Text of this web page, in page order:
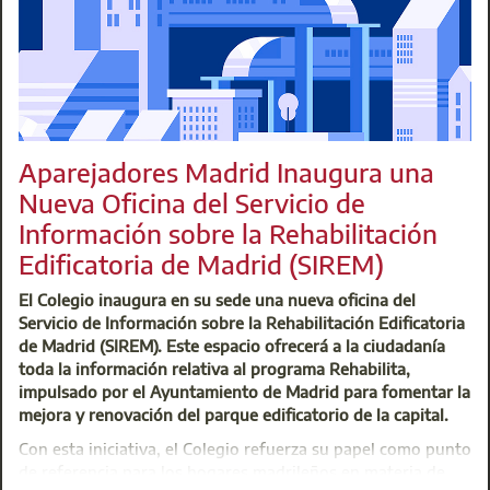
del fotógrafo profesional Jorge Relancio Menéndez. Ven y
Ayudas. Este programa ofrece bonificaciones en las
reforzado, enriquecido y modernizado su versión digital,
consultable en línea y descargable para todos los
interesados a través de Internet.
Centro de Atención Integral (CAI)
t: 91 701 45 00
@:buzoninfo@aparejadoresmadrid.es
Aparejadores Madrid Inaugura una
Nueva Oficina del Servicio de
Información sobre la Rehabilitación
Edificatoria de Madrid (SIREM)
El Colegio inaugura en su sede una nueva oficina del
Servicio de Información sobre la Rehabilitación Edificatoria
de Madrid (SIREM). Este espacio ofrecerá a la ciudadanía
toda la información relativa al programa Rehabilita,
impulsado por el Ayuntamiento de Madrid para fomentar la
mejora y renovación del parque edificatorio de la capital.
Con esta iniciativa, el Colegio refuerza su papel como punto